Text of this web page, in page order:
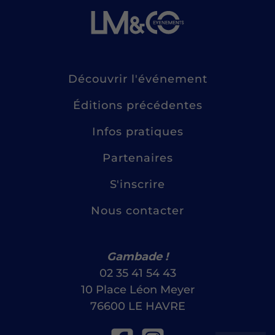
Découvrir l'événement
Éditions précédentes
Infos pratiques
Partenaires
S'inscrire
Nous contacter
Gambade !
02 35 41 54 43
10 Place Léon Meyer
76600 LE HAVRE